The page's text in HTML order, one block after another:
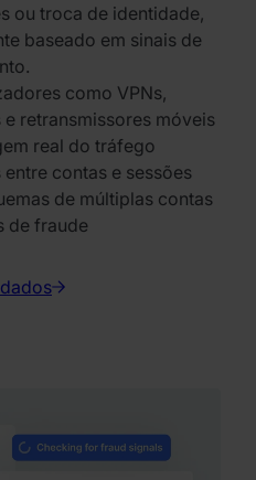
ou troca de identidade,
baseado em sinais de
como VPNs,
retransmissores móveis
real do tráfego
contas e sessões
de múltiplas contas
de fraude